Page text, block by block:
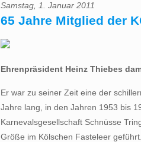
Samstag, 1. Januar 2011
65 Jahre Mitglied der
Ehrenpräsident Heinz Thiebes
Er war zu seiner Zeit eine der
Jahre lang, in den Jahren 1953 bis
Karnevalsgesellschaft Schnüsse
Größe im Kölschen Fasteleer